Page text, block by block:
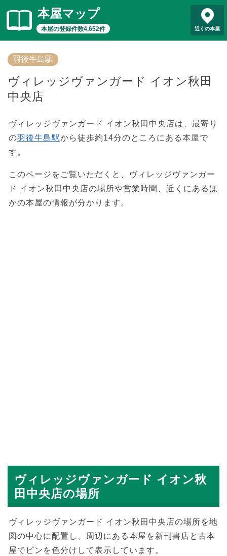
本屋マップ
本屋の登録件数4,652件 近くの本屋
羽後牛島駅
ヴィレッジヴァンガード イオン秋田
中央店
ヴィレッジヴァンガード イオン秋田中央店は、最寄り
の羽後牛島駅から徒歩約14分のところにある本屋で
す。
このページをご覧いただくと、ヴィレッジヴァンガー
ド イオン秋田中央店の場所や営業時間、近くにあるほ
かの本屋の情報が分かります。
ヴィレッジヴァンガード イオン秋
田中央店の場所
ヴィレッジヴァンガード イオン秋田中央店の場所を地
図の中心に配置し、周辺にある本屋を新刊書店と古本
屋でピンを色分けして表示しています。